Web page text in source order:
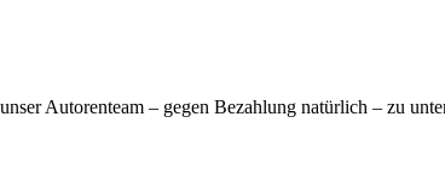
Autorenteam – gegen Bezahlung natürlich – zu